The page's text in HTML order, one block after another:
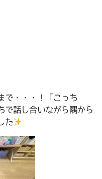
で・・・！「こっち
で話し合いながら隅から
た